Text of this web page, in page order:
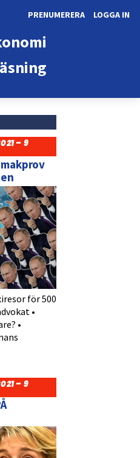
LOGGA IN
PRENUMERERA
– 9
för 500
•
•
– 9